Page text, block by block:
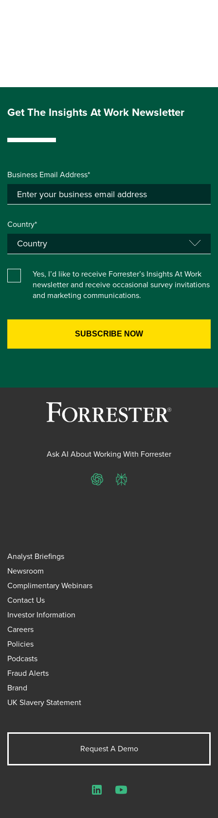
Get The Insights At Work Newsletter
Business Email Address*
Country*
Yes, I’d like to receive Forrester’s Insights At Work
newsletter and receive occasional survey invitations
and marketing communications.
Ask AI About Working With Forrester
ChatGPTPerplexity
Analyst Briefings
Newsroom
Complimentary Webinars
Contact Us
Investor Information
Careers
Policies
Podcasts
Fraud Alerts
Brand
UK Slavery Statement
Request A Demo
LinkedInYouTube